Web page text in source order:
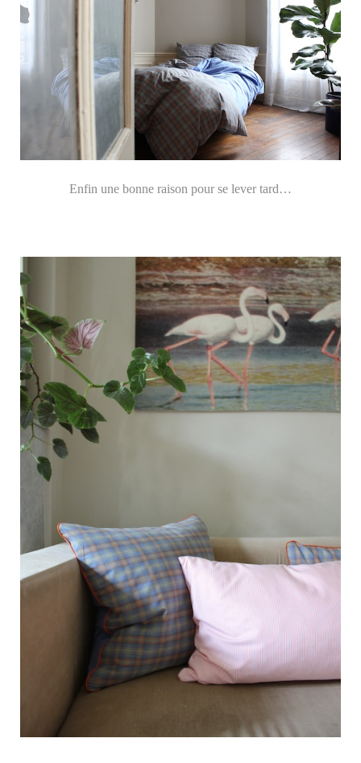
Enfin une bonne raison pour se lever tard…